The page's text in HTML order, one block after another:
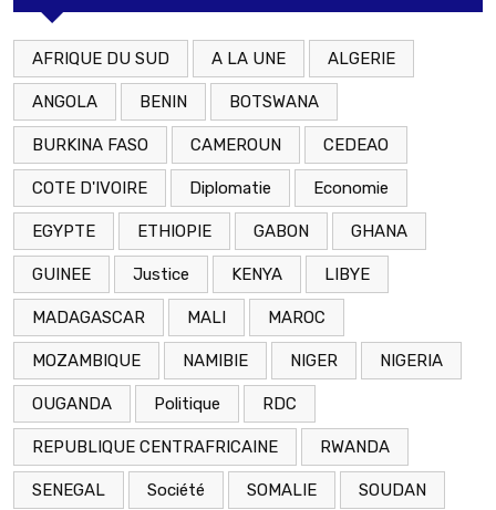
AFRIQUE DU SUD A LA UNE ALGERIE
ANGOLA BENIN BOTSWANA
BURKINA FASO CAMEROUN CEDEAO
COTE D'IVOIRE Diplomatie Economie
EGYPTE ETHIOPIE GABON GHANA
GUINEE Justice KENYA LIBYE
MADAGASCAR MALI MAROC
MOZAMBIQUE NAMIBIE NIGER NIGERIA
OUGANDA Politique RDC
REPUBLIQUE CENTRAFRICAINE RWANDA
SENEGAL Société SOMALIE SOUDAN